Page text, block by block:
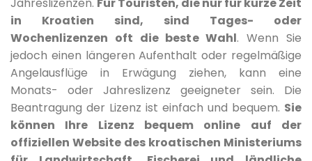
Jahreslizenzen. Für Touristen, die nur für kurze Zeit
in Kroatien sind, sind Tages- oder
Wochenlizenzen oft die beste Wahl. Wenn Sie
jedoch einen längeren Aufenthalt oder regelmäßige
Angelausflüge in Erwägung ziehen, kann eine
Monats- oder Jahreslizenz geeigneter sein. Die
Beantragung der Lizenz ist einfach und bequem. Sie
können Ihre Lizenz bequem online auf der
offiziellen Website des kroatischen Ministeriums